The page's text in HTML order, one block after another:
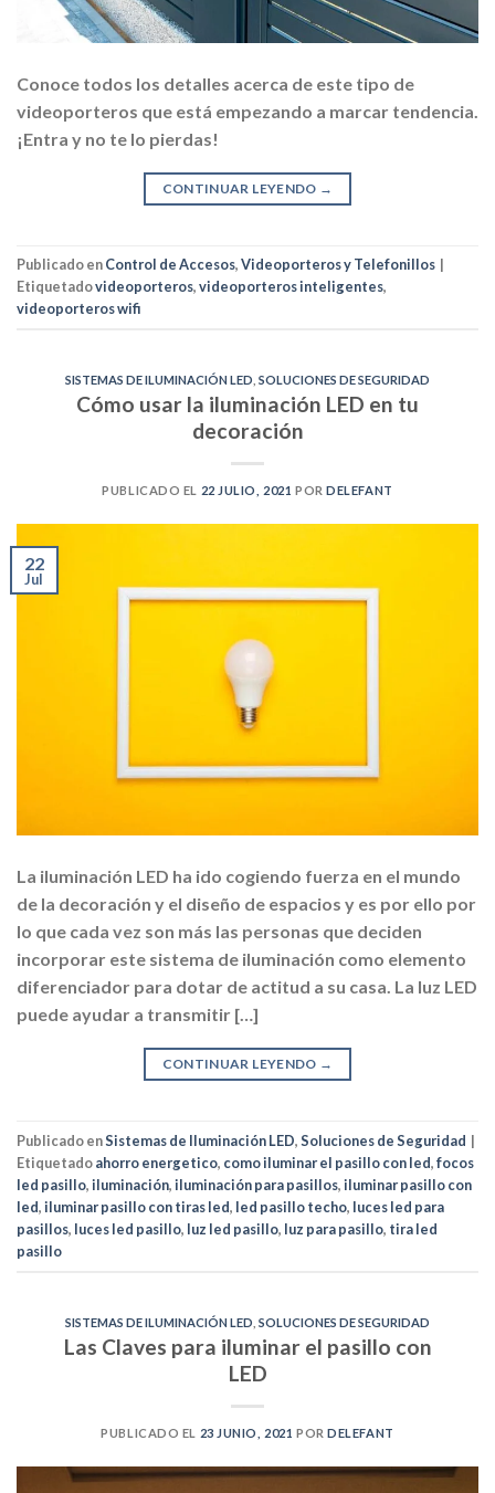
Conoce todos los detalles acerca de este tipo de
videoporteros que está empezando a marcar tendencia.
¡Entra y no te lo pierdas!
CONTINUAR LEYENDO →
Publicado enControl de Accesos,Videoporteros y Telefonillos |
Etiquetadovideoporteros,videoporteros inteligentes,
videoporteros wifi
SISTEMAS DE ILUMINACIÓN LED SOLUCIONES DE SEGURIDAD
Cómo usar la iluminación LED en tu
decoración
PUBLICADO EL 22 JULIO, 2021 PORDELEFANT
22
Jul
La iluminación LED ha ido cogiendo fuerza en el mundo
de la decoración y el diseño de espacios y es por ello por
lo que cada vez son más las personas que deciden
incorporar este sistema de iluminación como elemento
diferenciador para dotar de actitud a su casa. La luz LED
puede ayudar a transmitir […]
CONTINUAR LEYENDO →
Publicado enSistemas de Iluminación LED,Soluciones de Seguridad |
Etiquetadoahorro energetico, como iluminar el pasillo con led,focos
led pasillo,iluminación,iluminación para pasillos,iluminar pasillo con
led,iluminar pasillo con tiras led, led pasillo techo, luces led para
pasillos, luces led pasillo, luz led pasillo, luz para pasillo, tira led
pasillo
SISTEMAS DE ILUMINACIÓN LED SOLUCIONES DE SEGURIDAD
Las Claves para iluminar el pasillo con
LED
PUBLICADO EL 23 JUNIO, 2021 PORDELEFANT